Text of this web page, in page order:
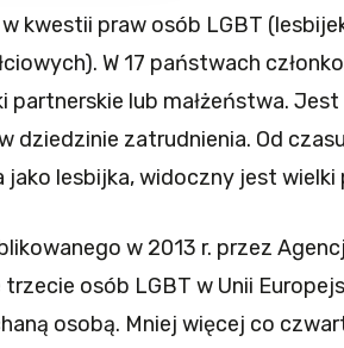
kwestii praw osób LGBT
W 17 państwach
partnerskie lub małżeństwa.
dziedzinie zatrudnienia. Od
jako lesbijka, widoczny jest wielki
w 2013 r. przez
osób LGBT w Unii
osobą. Mniej więcej co